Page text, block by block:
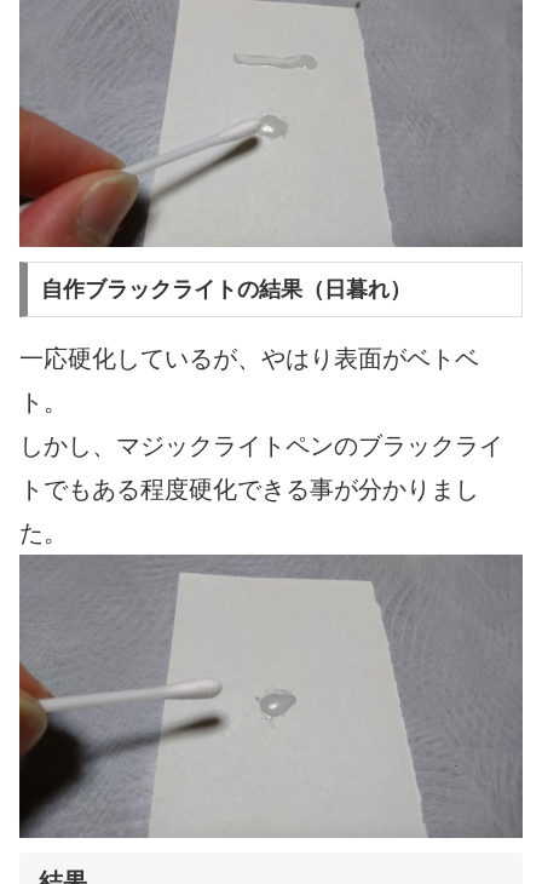
自作ブラックライトの結果（日暮れ）
一応硬化しているが、やはり表面がベトベ
ト。
しかし、マジックライトペンのブラックライ
トでもある程度硬化できる事が分かりまし
た。